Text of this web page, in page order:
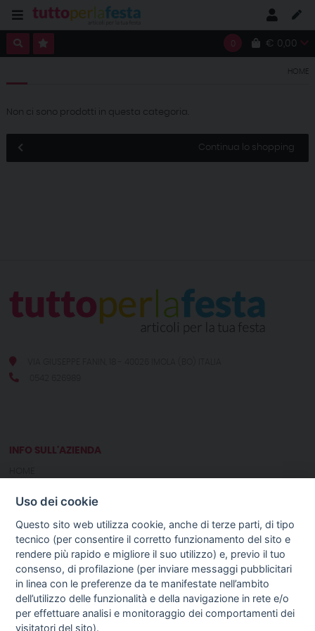
0 € 0,00
HOME
Non ci sono prodotti in questa categoria.
Continua lo shopping
INFO SULL'AZIENDA
NOTIZIE
GUIDA AGLI ACQUISTI
PROCEDURA DI ACQUISTO
DIRITTO DI RECESSO
SPEDIZIONI E COSTI
Uso dei cookie
Questo sito web utilizza cookie, anche di terze parti, di tipo
tecnico (per consentire il corretto funzionamento del sito e
rendere più rapido e migliore il suo utilizzo) e, previo il tuo
consenso, di profilazione (per inviare messaggi pubblicitari
in linea con le preferenze da te manifestate nell’ambito
dell’utilizzo delle funzionalità e della navigazione in rete e/o
per effettuare analisi e monitoraggio dei comportamenti dei
visitatori del sito).